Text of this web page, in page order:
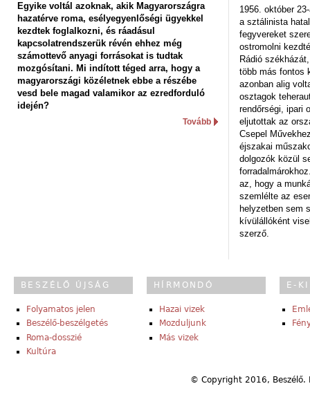
Egyike voltál azoknak, akik Magyarországra
hazatérve roma, esélyegyenlőségi ügyekkel
kezdtek foglalkozni, és ráadásul
kapcsolatrendszerük révén ehhez még
számottevő anyagi forrásokat is tudtak
mozgósítani. Mi indított téged arra, hogy a
magyarországi közéletnek ebbe a részébe
vesd bele magad valamikor az ezredforduló
idején?
Tovább
1956. október
a sztálinista
fegyvereket
ostromolni
Rádió
több más fontos
azonban alig
osztagok
rendőrségi, ipari
eljutottak az
Csepel
éjszakai
dolgozók közül
az, hogy a
szemlélte az
helyzetben sem
kívülállóként
szerző.
BESZÉLŐ ÚJSÁG
Folyamatos jelen
Beszélő-beszélgetés
Roma-dosszié
Kultúra
HÍRMONDÓ
Hazai vizek
Mozduljunk
Más vizek
E-
© Copyright 2016,